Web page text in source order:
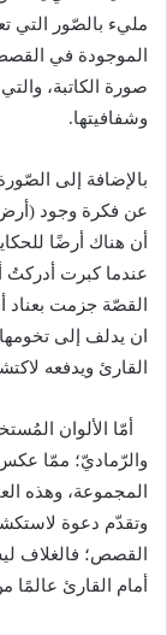
مليء بالصّور التي
الموجودة في
صورة الكاتبة،
وشفافيتها.
بالإضافة إلى
عن فكرة وجود (
أن هناك أرضًا
عندما كبرت أدركتُ
القصّة جزمت بعناد
ان يدلف إلى
القارئ ويدفعه
أمّا الألوان
والرّماديّ؛ ممّا عكس
المجموعة، وهذه
وتقدّم دعوة
القصص؛ فالغلاف
أمام القارئ عالمًا